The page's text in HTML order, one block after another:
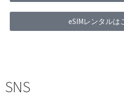
eSIMレンタルは
SNS